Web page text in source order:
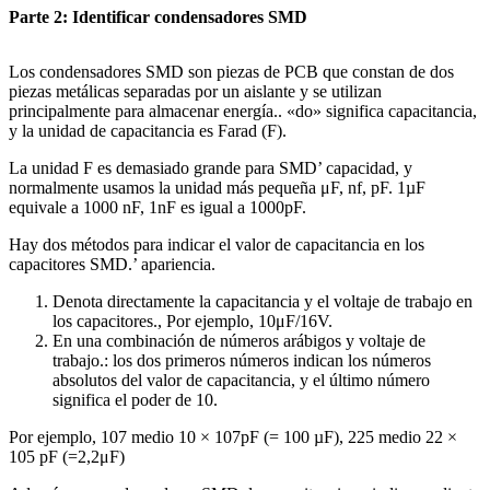
Parte 2: Identificar condensadores SMD
Los condensadores SMD son piezas de PCB que constan de dos
piezas metálicas separadas por un aislante y se utilizan
principalmente para almacenar energía.. «do» significa capacitancia,
y la unidad de capacitancia es Farad (F).
La unidad F es demasiado grande para SMD’ capacidad, y
normalmente usamos la unidad más pequeña μF, nf, pF. 1µF
equivale a 1000 nF, 1nF es igual a 1000pF.
Hay dos métodos para indicar el valor de capacitancia en los
capacitores SMD.’ apariencia.
Denota directamente la capacitancia y el voltaje de trabajo en
los capacitores., Por ejemplo, 10μF/16V.
En una combinación de números arábigos y voltaje de
trabajo.: los dos primeros números indican los números
absolutos del valor de capacitancia, y el último número
significa el poder de 10.
Por ejemplo, 107 medio 10 × 107pF (= 100 µF), 225 medio 22 ×
105 pF (=2,2μF)